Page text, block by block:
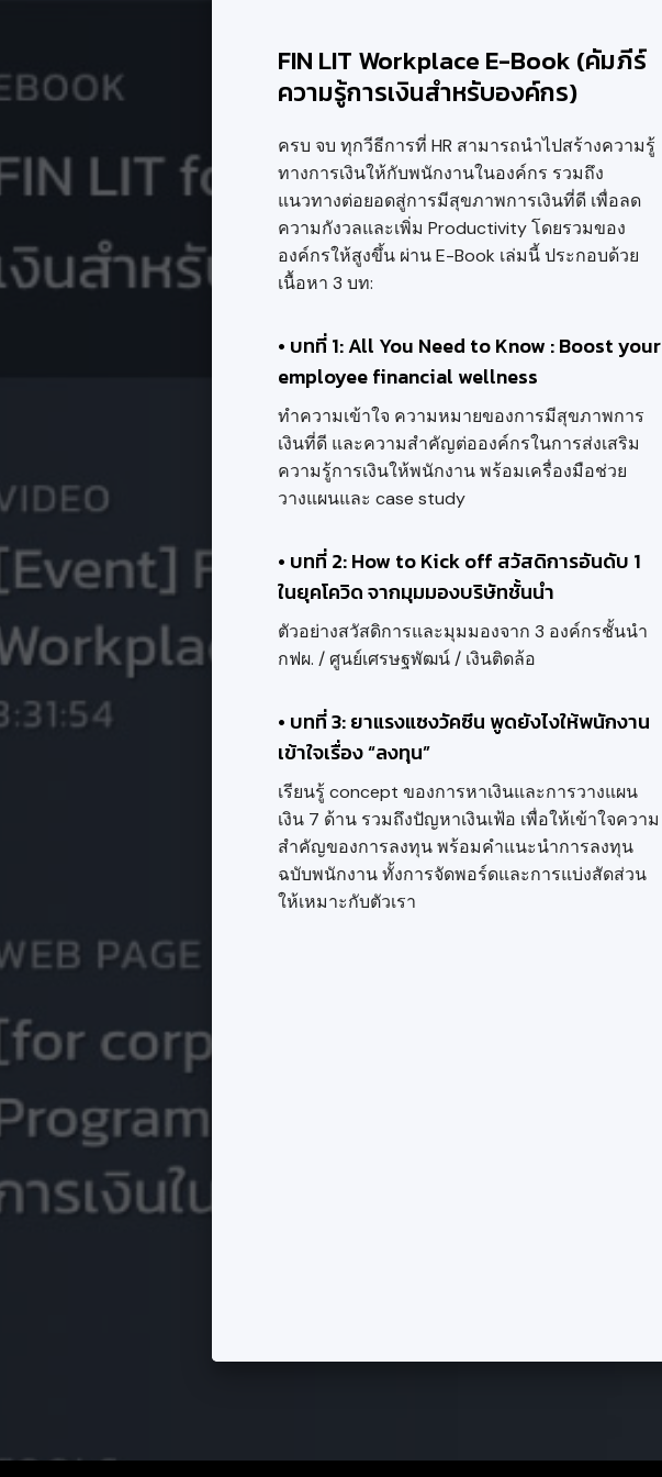
FIN LIT Workplace E-Book (คัมภีร์
ความรู้การเงินสำหรับองค์กร)
ครบ จบ ทุกวีธีการที่ HR สามารถนำไปสร้างความรู้
ทางการเงินให้กับพนักงานในองค์กร รวมถึง
แนวทางต่อยอดสู่การมีสุขภาพการเงินที่ดี เพื่อลด
ความกังวลและเพิ่ม Productivity โดยรวมของ
องค์กรให้สูงขึ้น ผ่าน E-Book เล่มนี้ ประกอบด้วย
เนื้อหา 3 บท:
• บทที่ 1: All You Need to Know : Boost your
employee financial wellness
ทำความเข้าใจ ความหมายของการมีสุขภาพการ
เงินที่ดี และความสำคัญต่อองค์กรในการส่งเสริม
ความรู้การเงินให้พนักงาน พร้อมเครื่องมือช่วย
วางแผนและ case study
• บทที่ 2: How to Kick off สวัสดิการอันดับ 1
ในยุคโควิด จากมุมมองบริษัทชั้นนำ
ตัวอย่างสวัสดิการและมุมมองจาก 3 องค์กรชั้นนำ
กฟผ. / ศูนย์เศรษฐพัฒน์ / เงินติดล้อ
• บทที่ 3: ยาแรงแซงวัคซีน พูดยังไงให้พนักงาน
เข้าใจเรื่อง “ลงทุน”
เรียนรู้ concept ของการหาเงินและการวางแผน
เงิน 7 ด้าน รวมถึงปัญหาเงินเฟ้อ เพื่อให้เข้าใจความ
สำคัญของการลงทุน พร้อมคำแนะนำการลงทุน
ฉบับพนักงาน ทั้งการจัดพอร์ดและการแบ่งสัดส่วน
ให้เหมาะกับตัวเรา